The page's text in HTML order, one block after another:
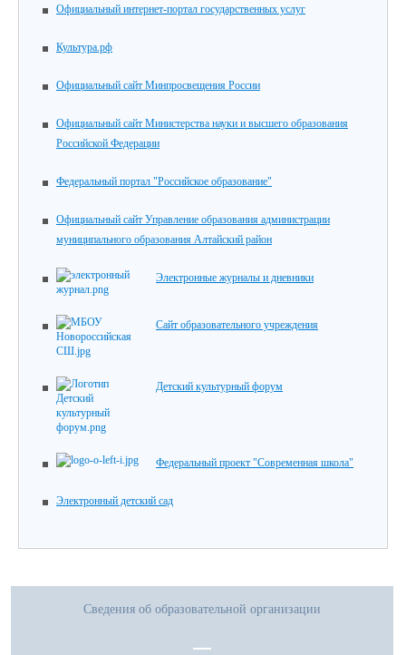
Официальный интернет-портал государственных услуг
Культура.рф
Официальный сайт Минпросвещения России
Официальный сайт Министерства науки и высшего образования
Российской Федерации
Федеральный портал "Российское образование"
Официальный сайт Управление образования администрации
муниципального образования Алтайский район
Электронные журналы и дневники
Сайт образовательного учреждения
Детский культурный форум
Федеральный проект "Современная школа"
Электронный детский сад
Сведения об образовательной организации